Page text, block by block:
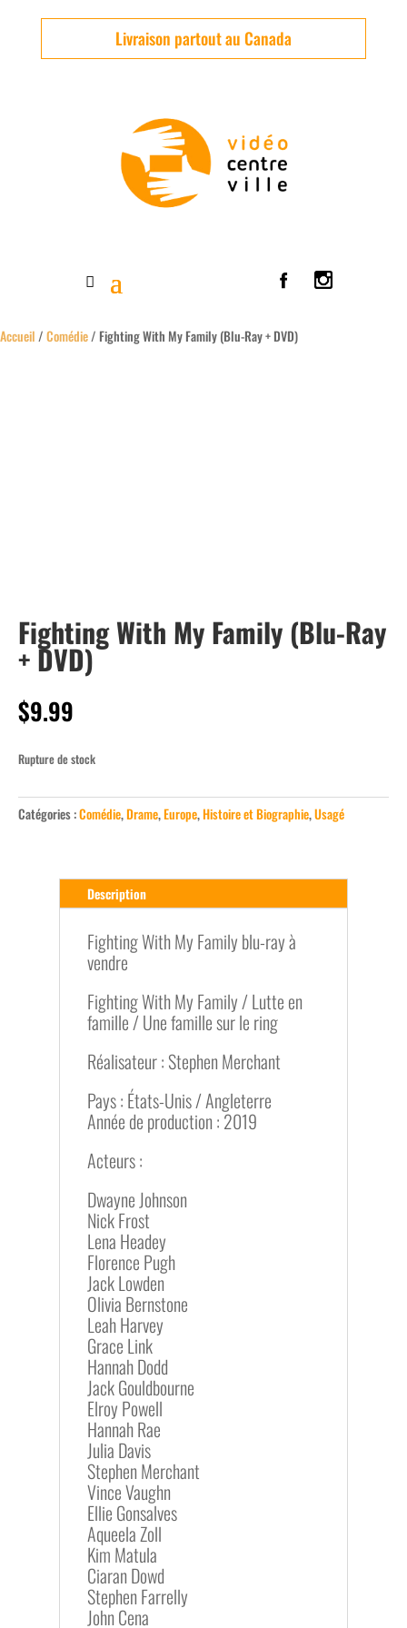
Livraison partout au Canada
Accueil/Comédie/ Fighting With My Family (Blu-Ray + DVD)
Fighting With My Family (Blu-Ray
+ DVD)
$9.99
Rupture de stock
Catégories :Comédie,Drame,Europe,Histoire et Biographie,Usagé
Description
Fighting With My Family blu-ray à
vendre
Fighting With My Family / Lutte en
famille / Une famille sur le ring
Réalisateur : Stephen Merchant
Pays : États-Unis / Angleterre
Année de production : 2019
Acteurs :
Dwayne Johnson
Nick Frost
Lena Headey
Florence Pugh
Jack Lowden
Olivia Bernstone
Leah Harvey
Grace Link
Hannah Dodd
Jack Gouldbourne
Elroy Powell
Hannah Rae
Julia Davis
Stephen Merchant
Vince Vaughn
Ellie Gonsalves
Aqueela Zoll
Kim Matula
Ciaran Dowd
Stephen Farrelly
John Cena